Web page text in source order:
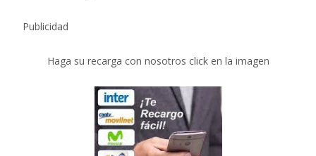
Publicidad
Haga su recarga con nosotros click en la imagen